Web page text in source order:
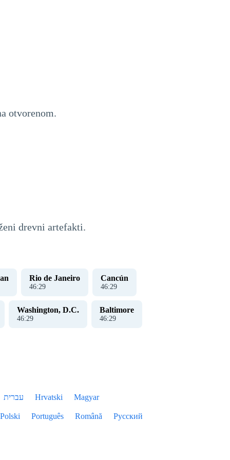
otvorenom.
drevni artefakti.
Rio de Janeiro
46:29
Cancún
46:29
Washington, D.C.
46:29
Baltimore
46:29
עברית Hrvatski Magyar
Polski Português Română Русский